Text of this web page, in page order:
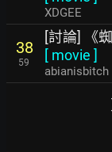
XDGEE
38
59
[討論] 《
[ movie ]
abianisbitch